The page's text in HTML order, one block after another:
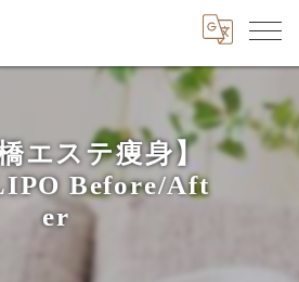
エステ痩身】
Before/Aft
er